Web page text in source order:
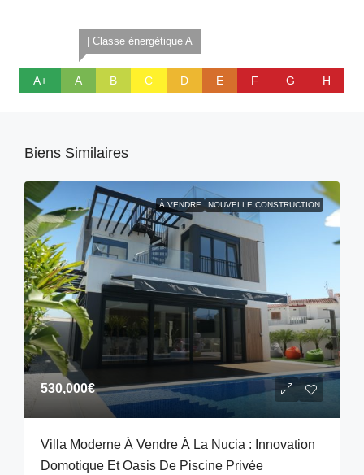
A+
| Classe énergétique A
A B C D E F G H
Biens Similaires
À VENDRE NOUVELLE CONSTRUCTION
530,000€
Villa Moderne À Vendre À La Nucia : Innovation
Domotique Et Oasis De Piscine Privée